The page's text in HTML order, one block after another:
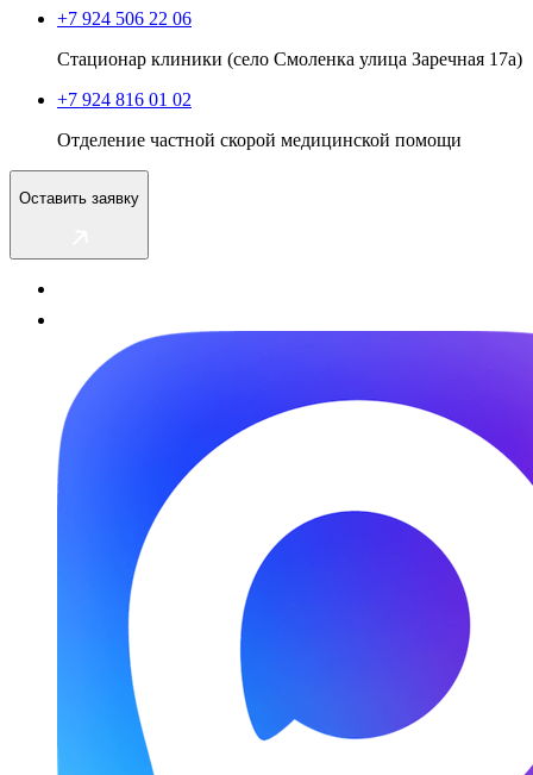
+7 924 506 22 06
Стационар клиники (село Смоленка улица Заречная 17а)
+7 924 816 01 02
Отделение частной скорой медицинской помощи
Оставить заявку